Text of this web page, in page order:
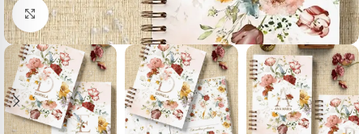
Clique para ampliar